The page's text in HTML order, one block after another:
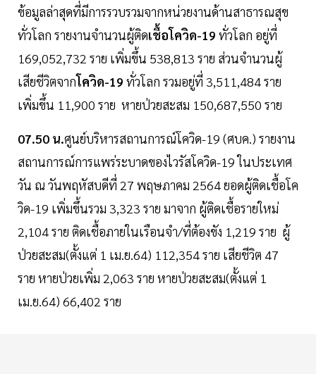
ข้อมูลล่าสุดที่มีการรวบรวมจากหน่วยงานด้านสาธารณสุข
ทั่วโลก รายงานจำนวนผู้ติดเชื้อโควิด-19 ทั่วโลก อยู่ที่
169,052,732 ราย เพิ่มขึ้น 538,813 ราย ส่วนจำนวนผู้
เสียชีวิตจากโควิด-19 ทั่วโลก รวมอยู่ที่ 3,511,484 ราย
เพิ่มขึ้น 11,900 ราย หายป่วยสะสม 150,687,550 ราย
07.50 น.ศูนย์บริหารสถานการณ์โควิด-19 (ศบค.) รายงาน
สถานการณ์การแพร่ระบาดของไวรัสโควิด-19 ในประเทศ
วัน ณ วันพฤหัสบดีที่ 27 พฤษภาคม 2564 ยอดผู้ติดเชื้อโค
วิด-19 เพิ่มขึ้นรวม 3,323 ราย มาจาก ผู้ติดเชื้อรายใหม่
2,104 ราย ติดเชื้อภายในเรือนจำ/ที่ต้องขัง 1,219 ราย ผู้
ป่วยสะสม(ตั้งแต่ 1 เม.ย.64) 112,354 ราย เสียชีวิต 47
ราย หายป่วยเพิ่ม 2,063 ราย หายป่วยสะสม(ตั้งแต่ 1
เม.ย.64) 66,402 ราย